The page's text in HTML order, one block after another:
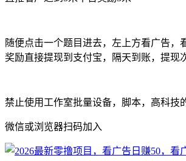
随便点击一个题目进去，左上方看广告，
奖励直接提现到支付宝，隔天到账，提现
禁止使用工作室批量设备，脚本，高科技
微信或浏览器扫码加入